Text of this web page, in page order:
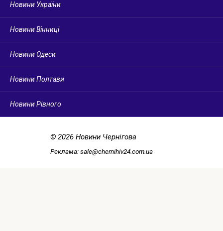
Новини України
Новини Вінниці
Новини Одеси
Новини Полтави
Новини Рівного
© 2026 Новини Чернігова
Реклама:sale@chernihiv24.com.ua